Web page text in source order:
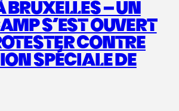
BRUXELLES – UN
S’EST OUVERT
CONTRE
SPÉCIALE DE